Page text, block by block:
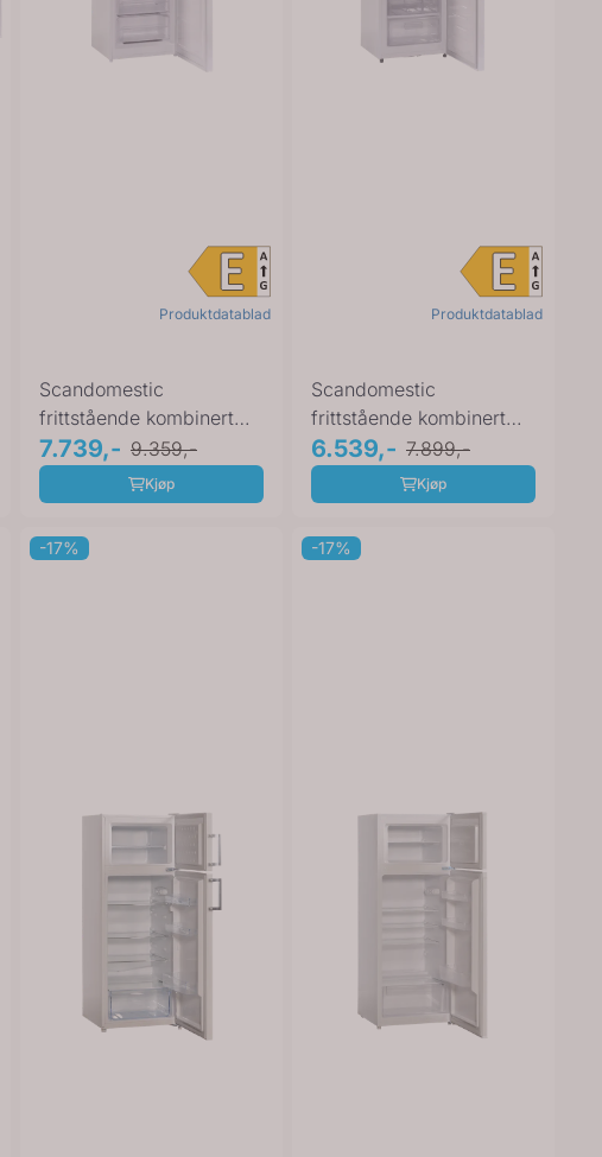
Produktdatablad
Scandomestic
frittstående kombinert
kjøl- og fryseskap hvit ...
7.739,- 9.359,-
Kjøp
Produktdatablad
Scandomestic
frittstående kombinert
kjøl- og fryseskap hvit ...
6.539,- 7.899,-
Kjøp
-17% -17%